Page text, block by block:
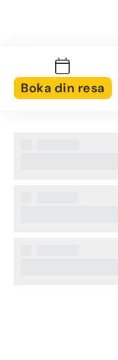
Boka din resa